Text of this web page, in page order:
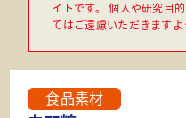
イトです。 個人や研究目
てはご遠慮いただきますよ
食品素材